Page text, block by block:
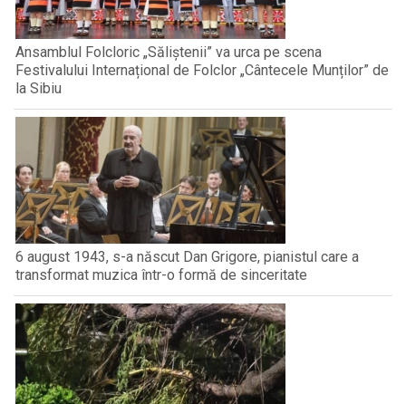
Ansamblul Folcloric „Săliștenii” va urca pe scena
Festivalului Internațional de Folclor „Cântecele Munților” de
la Sibiu
6 august 1943, s-a născut Dan Grigore, pianistul care a
transformat muzica într-o formă de sinceritate